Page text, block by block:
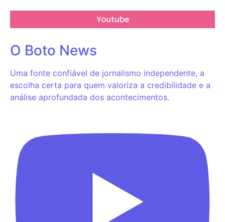
Youtube
O Boto News
Uma fonte confiável de jornalismo independente, a
escolha certa para quem valoriza a credibilidade e a
análise aprofundada dos acontecimentos.